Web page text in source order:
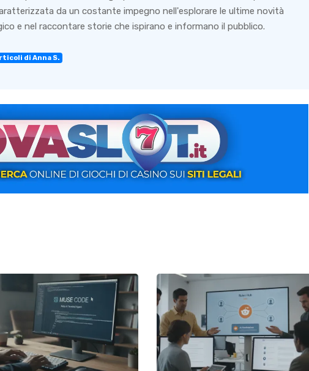
da un costante impegno nell'esplorare le ultime novità
e nel raccontare storie che ispirano e informano il pubblico.
di Anna S.